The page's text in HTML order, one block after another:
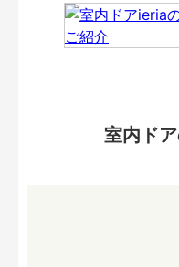
室内ド